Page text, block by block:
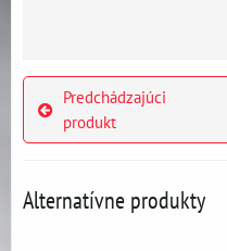
Predchádzajúci
produkt
Alternatívne produkty